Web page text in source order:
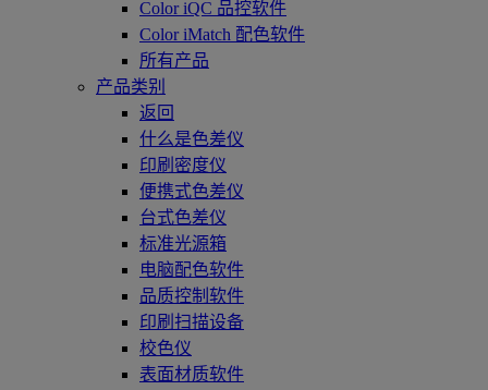
Color iQC 品控软件
Color iMatch 配色软件
所有产品
产品类别
返回
什么是色差仪
印刷密度仪
便携式色差仪
台式色差仪
标准光源箱
电脑配色软件
品质控制软件
印刷扫描设备
校色仪
表面材质软件